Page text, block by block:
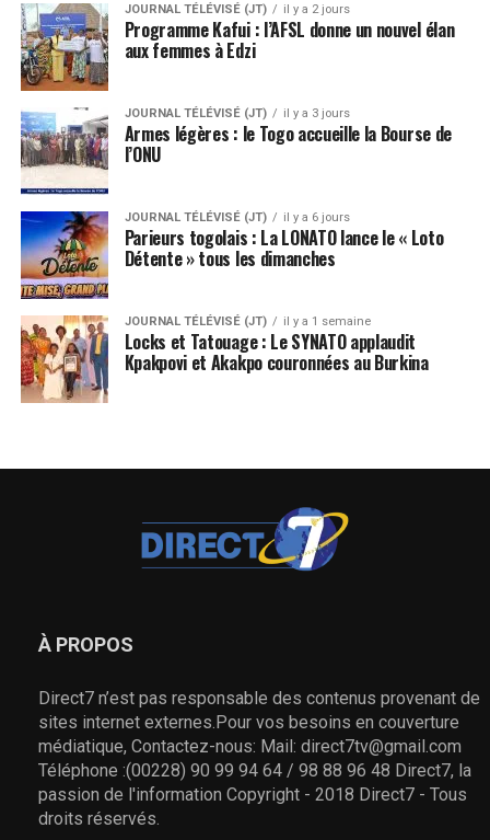
JOURNAL TÉLÉVISÉ (JT) il y a 2 jours
Programme Kafui : l’AFSL donne un nouvel élan
aux femmes à Edzi
JOURNAL TÉLÉVISÉ (JT) il y a 3 jours
Armes légères : le Togo accueille la Bourse de
l’ONU
JOURNAL TÉLÉVISÉ (JT) il y a 6 jours
Parieurs togolais : La LONATO lance le « Loto
Détente » tous les dimanches
JOURNAL TÉLÉVISÉ (JT) il y a 1 semaine
Locks et Tatouage : Le SYNATO applaudit
Kpakpovi et Akakpo couronnées au Burkina
À PROPOS
Direct7 n’est pas responsable des contenus provenant de
sites internet externes.Pour vos besoins en couverture
médiatique, Contactez-nous: Mail: direct7tv@gmail.com
Téléphone :(00228) 90 99 94 64 / 98 88 96 48 Direct7, la
passion de l'information Copyright - 2018 Direct7 - Tous
droits réservés.